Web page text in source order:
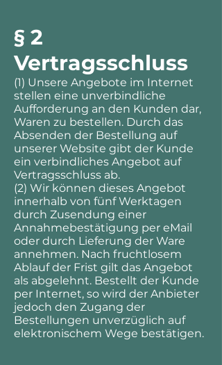
§ 2
Vertragsschluss
(1) Unsere Angebote im Internet
stellen eine unverbindliche
Aufforderung an den Kunden dar,
Waren zu bestellen. Durch das
Absenden der Bestellung auf
unserer Website gibt der Kunde
ein verbindliches Angebot auf
Vertragsschluss ab.
(2) Wir können dieses Angebot
innerhalb von fünf Werktagen
durch Zusendung einer
Annahmebestätigung per eMail
oder durch Lieferung der Ware
annehmen. Nach fruchtlosem
Ablauf der Frist gilt das Angebot
als abgelehnt. Bestellt der Kunde
per Internet, so wird der Anbieter
jedoch den Zugang der
Bestellungen unverzüglich auf
elektronischem Wege bestätigen.